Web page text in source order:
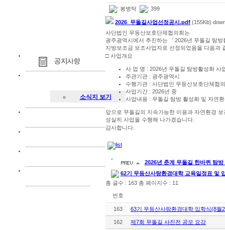
소식지 보기
: 봉병탁 : 399
2026_무돌길사업선정공시.pdf (155Kb)
사단법인 무등산보호단체협의회는
광주광역시에서 추진하는 「2026년 무돌길 탐방
지방보조금 보조사업자로 선정되었음을 다음과
□ 사업개요
사 업 명 : 2026년 무돌길 탐방활성화 사
주관기관 : 광주광역시
수행기관 : 사단법인 무등산보호단체협
사업기간 : 2026년 중
사업내용 : 무돌길 탐방 활성화 및 자연
앞으로 무돌길의 지속가능한 이용과 자연환경 보
성실히 사업을 수행해 나가겠습니다.
감사합니다.
2026년 춘계 무돌길 한바퀴 탐방
62기 무등산사랑환경대학 교육일정표 및
총 글수 : 163 총 페이지수 : 11
번호
163 63기 무등산사랑환경대학 입학식(8월
162 제7회 무돌길 사진전 공모 요강